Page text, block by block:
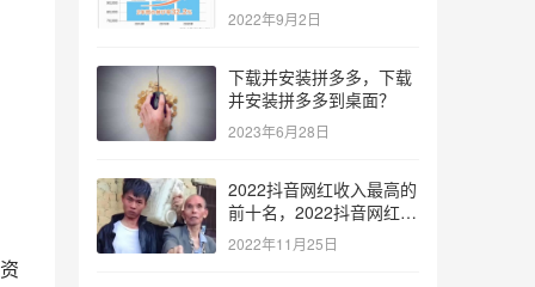
2022年9月2日
下载并安装拼多多，下载
并安装拼多多到桌面？
2023年6月28日
2022抖音网红收入最高的
前十名，2022抖音网红收
入最高的前十名有哪些？
2022年11月25日